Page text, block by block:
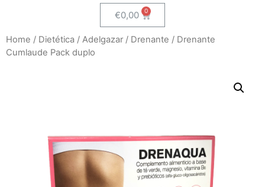
€0,00
Home / Dietética / Adelgazar / Drenante / Drenante
Cumlaude Pack duplo